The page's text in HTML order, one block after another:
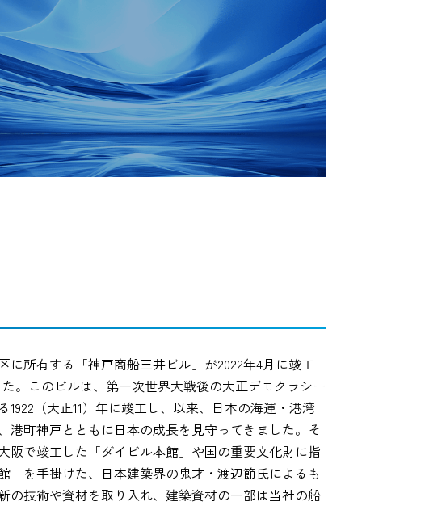
に所有する「神戸商船三井ビル」が2022年4月に竣工
。このビルは、第一次世界大戦後の大正デモクラシー
1922（大正11）年に竣工し、以来、日本の海運・港湾
港町神戸とともに日本の成長を見守ってきました。そ
阪で竣工した「ダイビル本館」や国の重要文化財に指
」を手掛けた、日本建築界の鬼才・渡辺節氏によるも
の技術や資材を取り入れ、建築資材の一部は当社の船